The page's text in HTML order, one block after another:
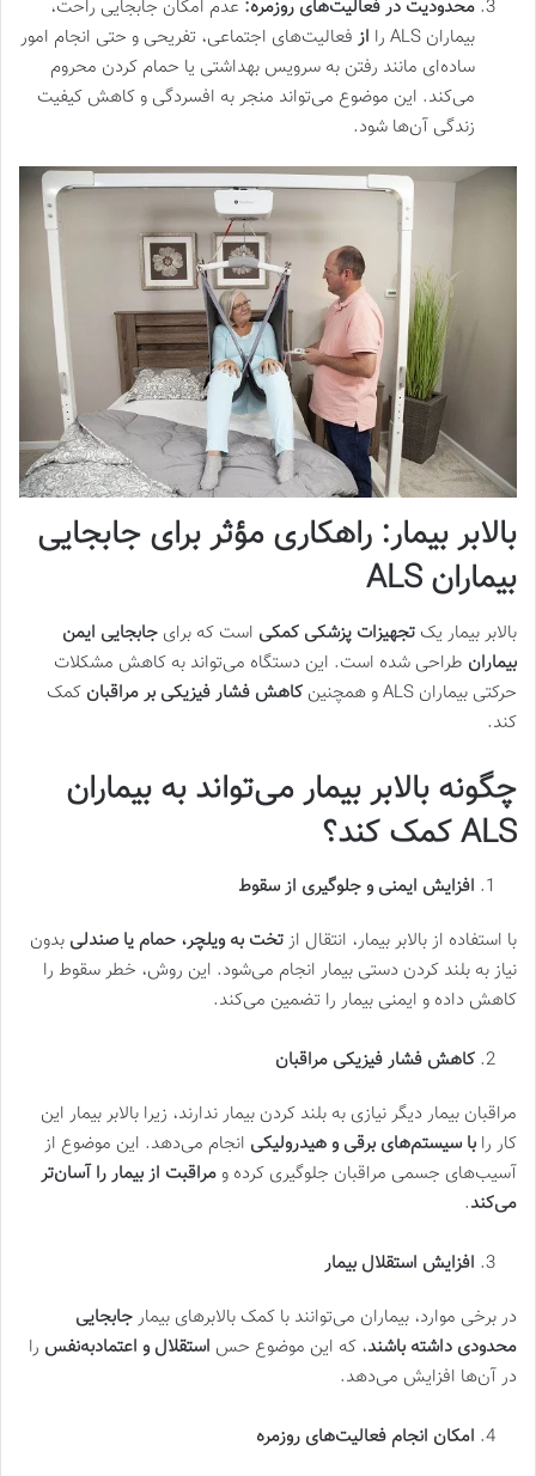
محدودیت در فعالیت‌های روزمره: عدم امکان جابجایی راحت،
بیماران ALS را
از فعالیت‌های اجتماعی، تفریحی و حتی انجام امور
ساده‌ای مانند رفتن به سرویس بهداشتی یا حمام کردن محروم
می‌کند. این موضوع می‌تواند منجر به افسردگی و کاهش کیفیت
زندگی آن‌ها شود.
بالابر بیمار: راهکاری مؤثر برای جابجایی
بیماران
بالابر بیمار یک تجهیزات پزشکی کمکی است که برای جابجایی ایمن
بیماران طراحی شده است. این دستگاه می‌تواند به کاهش مشکلات
حرکتی بیماران ALS و همچنین
کاهش فشار فیزیکی بر مراقبان کمک
کند.
چگونه بالابر بیمار می‌تواند به بیماران
ALSکمک کند؟
افزایش ایمنی و جلوگیری از سقوط
با استفاده از بالابر بیمار، انتقال ازتخت به ویلچر، حمام یا صندلی بدون
نیاز به بلند کردن دستی بیمار انجام می‌شود. این روش، خطر سقوط را
کاهش داده و ایمنی بیمار را تضمین می‌کند.
کاهش فشار فیزیکی مراقبان
مراقبان بیمار دیگر نیازی به بلند کردن بیمار ندارند، زیرا بالابر بیمار این
کار را با سیستم‌های برقی و هیدرولیکی انجام می‌دهد. این موضوع از
آسیب‌های جسمی مراقبان جلوگیری کرده و مراقبت از بیمار را آسان‌تر
می‌کند.
افزایش استقلال بیمار
در برخی موارد، بیماران می‌توانند با کمک بالابرهای بیمارجابجایی
محدودی داشته باشند، که این موضوع حس استقلال و اعتمادبه‌نفس را
در آن‌ها افزایش می‌دهد.
امکان انجام فعالیت‌های روزمره